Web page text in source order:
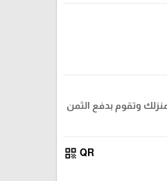
وتقوم بدفع الثمن
QR
qr_code